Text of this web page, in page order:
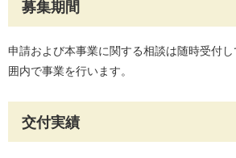
募集期間
申請および本事業に関する相談は随時受付
囲内で事業を行います。
交付実績